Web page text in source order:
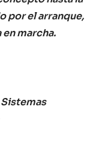
por el arranque,
marcha.